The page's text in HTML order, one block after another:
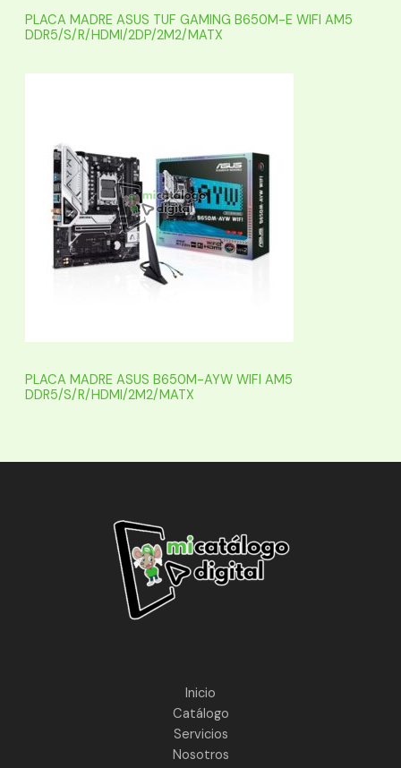
PLACA MADRE ASUS TUF GAMING B650M-E WIFI AM5
DDR5/S/R/HDMI/2DP/2M2/MATX
PLACA MADRE ASUS B650M-AYW WIFI AM5
DDR5/S/R/HDMI/2M2/MATX
Inicio
Catálogo
Servicios
Nosotros